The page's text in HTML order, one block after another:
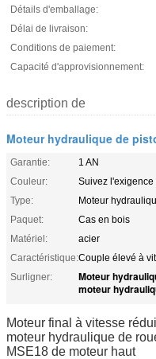
Détails d'emballage:
Délai de livraison:
Conditions de paiement:
Capacité d'approvisionnement:
description de
Moteur hydraulique de
Garantie:
1 AN
Couleur:
Suivez l'exigence
Type:
Moteur
Paquet:
Cas en bois
Matériel:
acier
Caractéristique:Couple élevé à
Surligner:
Moteur
moteur
Moteur final à vitesse
moteur hydraulique de
MSE18 de moteur haut